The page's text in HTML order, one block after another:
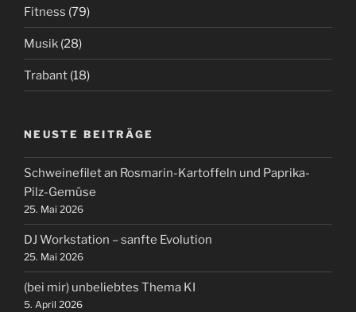
Fitness (79)
Musik (28)
Trabant (18)
NEUSTE BEITRÄGE
Schweinefilet an Rosmarin-Kartoffeln und Paprika-
Pilz-Gemüse
25. Mai 2026
DJ Workstation – sanfte Evolution
25. Mai 2026
(bei mir) unbeliebtes Thema KI
5. April 2026